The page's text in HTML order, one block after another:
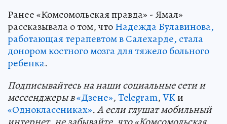
Ранее «Комсомольская правда» - Ямал»
рассказывала о том, чтоНадежда Булавинова,
работающая терапевтом в Салехарде, стала
донором костного мозга для тяжело больного
ребенка.
Подписывайтесь на наши социальные сети и
мессенджеры в«Дзене»,Telegram,VKи
«Одноклассниках». А если глушат мобильный